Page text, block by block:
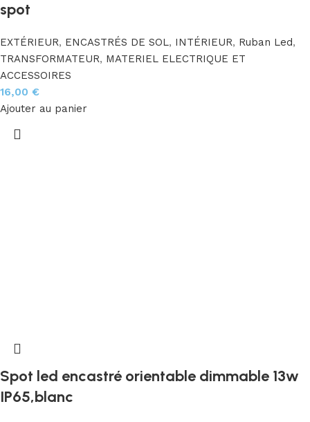
spot
EXTÉRIEUR, ENCASTRÉS DE SOL, INTÉRIEUR, Ruban Led,
TRANSFORMATEUR, MATERIEL ELECTRIQUE ET
ACCESSOIRES
16,00 €
Ajouter au panier
Spot led encastré orientable dimmable 13w
IP65,blanc